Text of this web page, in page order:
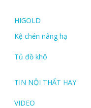
HIGOLD
Kệ chén nâng hạ
Tủ đồ khô
TIN NỘI THẤT HAY
VIDEO